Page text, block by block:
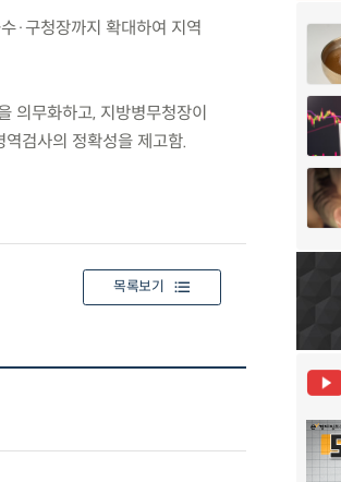
·구청장까지 확대하여 지역
의무화하고, 지방병무청장이
검사의 정확성을 제고함.
목록보기